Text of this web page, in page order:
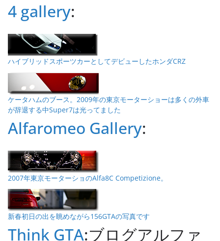
4 gallery:
ハイブリッドスポーツカーとしてデビューしたホンダCRZ
ケータハムのブース。2009年の東京モーターショーは多くの外車
が辞退する中Super7は光ってました
Alfaromeo Gallery:
2007年東京モーターショのAlfa8C Competizione。
新春初日の出を眺めながら156GTAの写真です
Think GTA:ブログアルファ